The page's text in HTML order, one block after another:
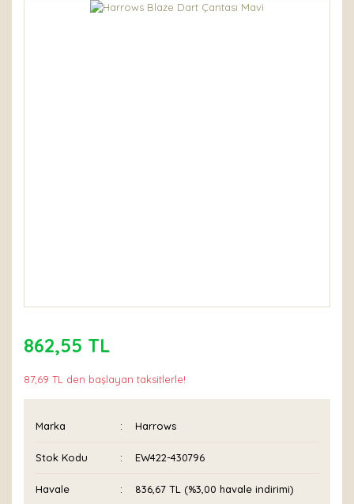
862,55 TL
87,69 TL den başlayan taksitlerle!
Marka Harrows
Stok Kodu EW422-430796
Havale 836,67 TL (%3,00 havale indirimi)